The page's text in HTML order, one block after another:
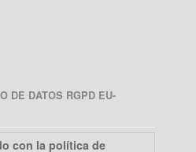
DE DATOS RGPD EU-
con la política de